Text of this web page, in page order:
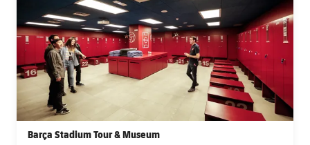
Barça Stadium Tour & Museum